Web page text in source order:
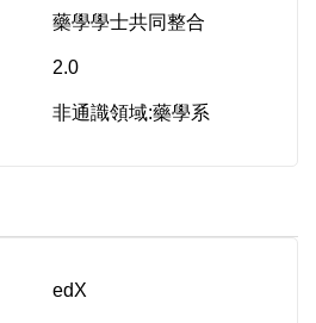
藥學學士共同整合
2.0
非通識領域:藥學系
edX